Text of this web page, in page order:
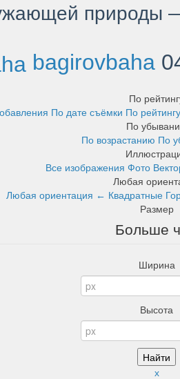
природы
bagirovbaha
По
По дате съёмки По рейтингу
По
По возрастанию По
Все изображения Фото
Любая
Любая ориентация ← Квадратные
Размер
Больше
Ширина
Высота
x